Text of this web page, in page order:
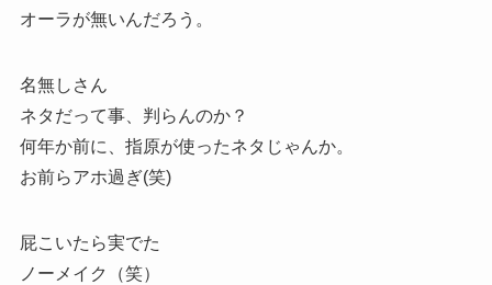
オーラが無いんだろう。
名無しさん
ネタだって事、判らんのか？
何年か前に、指原が使ったネタじゃんか。
お前らアホ過ぎ(笑)
屁こいたら実でた
ノーメイク（笑）